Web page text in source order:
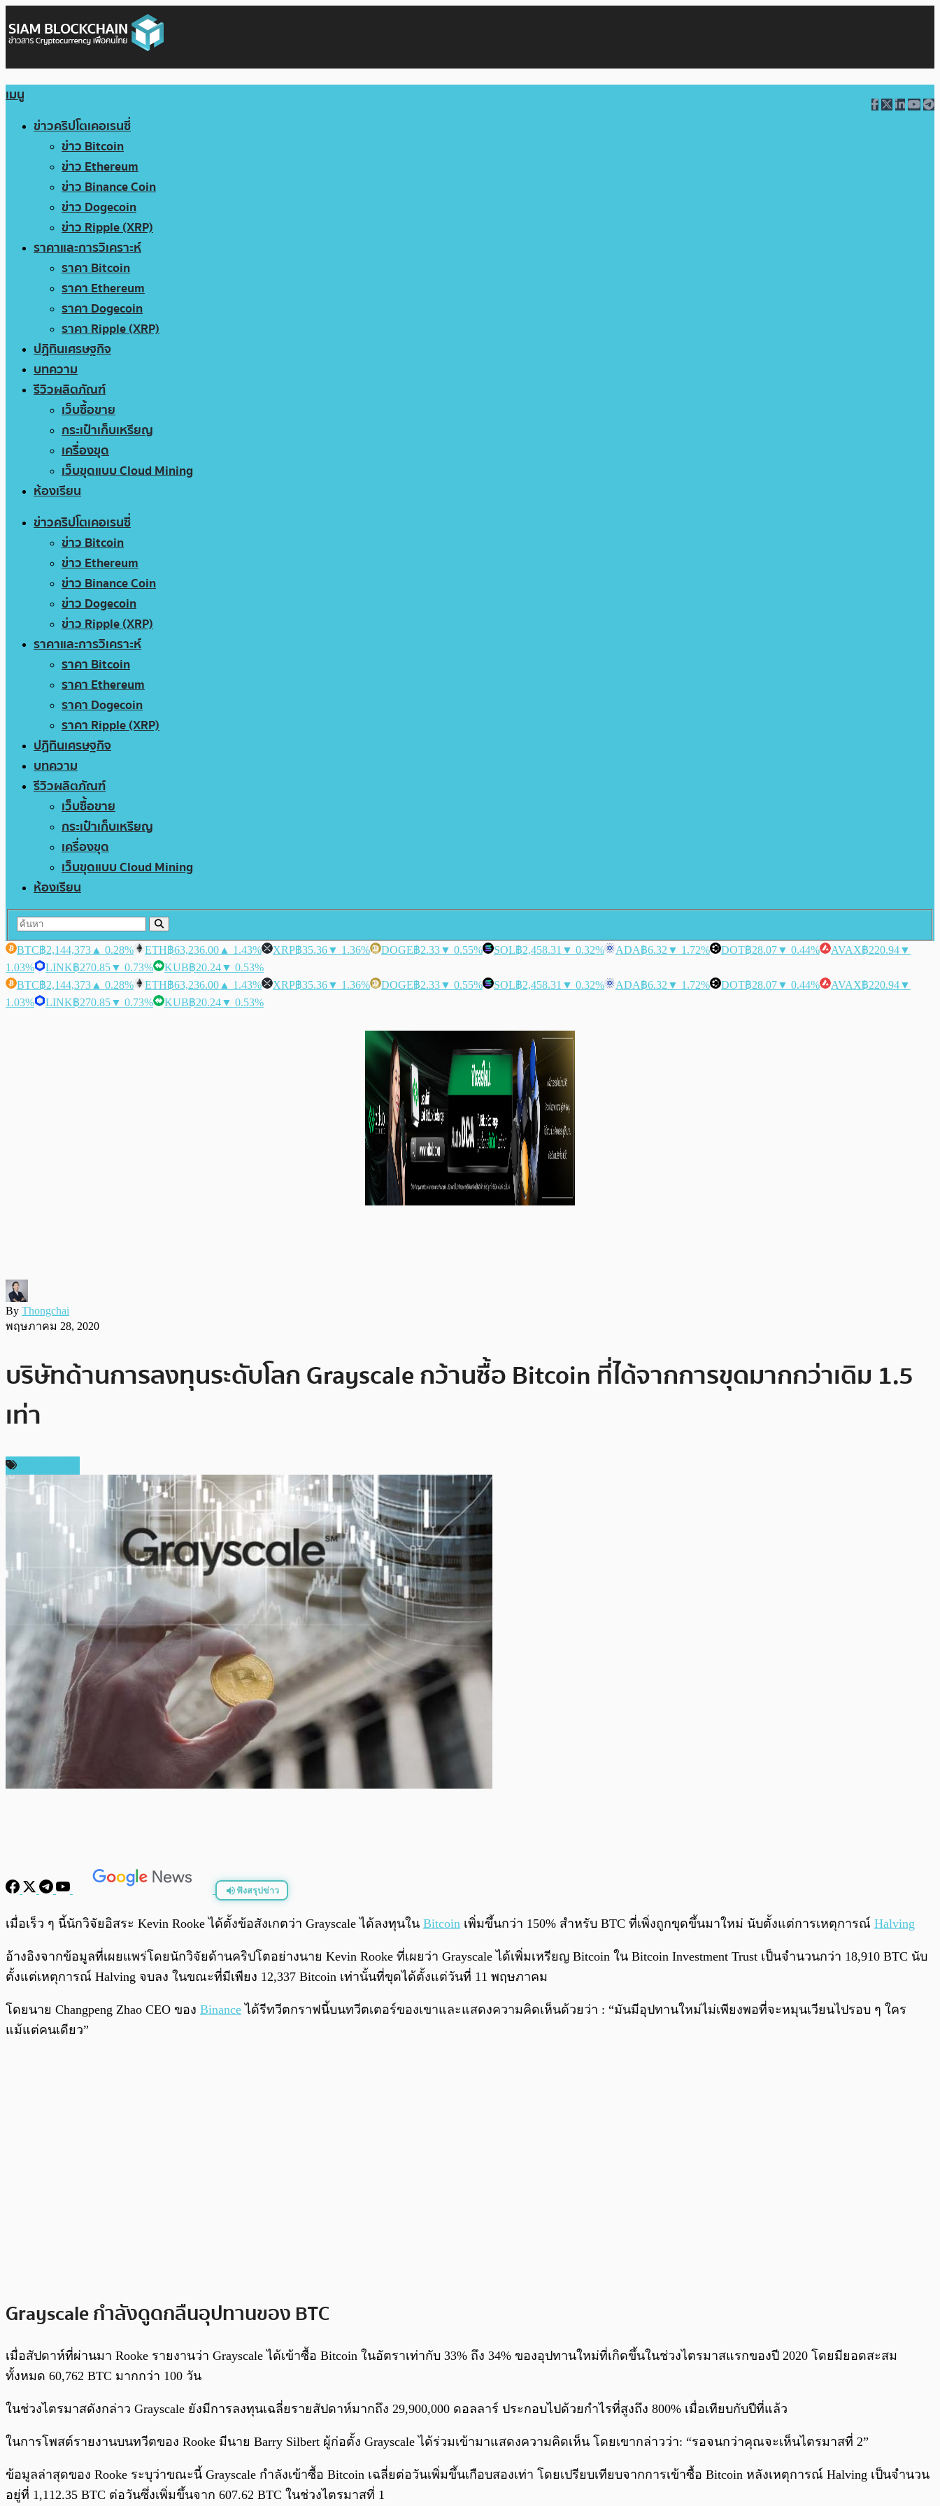
เมนู
ข่าวคริปโตเคอเรนซี่
ข่าว Bitcoin
ข่าว Ethereum
ข่าว Binance Coin
ข่าว Dogecoin
ข่าว Ripple (XRP)
ราคาและการวิเคราะห์
ราคา Bitcoin
ราคา Ethereum
ราคา Dogecoin
ราคา Ripple (XRP)
ปฏิทินเศรษฐกิจ
บทความ
รีวิวผลิตภัณฑ์
เว็บซื้อขาย
กระเป๋าเก็บเหรียญ
เครื่องขุด
เว็บขุดแบบ Cloud Mining
ห้องเรียน
ข่าวคริปโตเคอเรนซี่
ข่าว Bitcoin
ข่าว Ethereum
ข่าว Binance Coin
ข่าว Dogecoin
ข่าว Ripple (XRP)
ราคาและการวิเคราะห์
ราคา Bitcoin
ราคา Ethereum
ราคา Dogecoin
ราคา Ripple (XRP)
ปฏิทินเศรษฐกิจ
บทความ
รีวิวผลิตภัณฑ์
เว็บซื้อขาย
กระเป๋าเก็บเหรียญ
เครื่องขุด
เว็บขุดแบบ Cloud Mining
ห้องเรียน
BTC฿2,144,373 ▲ 0.28% ETH฿63,236.00 ▲ 1.43% XRP฿35.36▼ 1.36% DOGE฿2.33▼ 0.55% SOL฿2,458.31 ▼ 0.32% ADA฿6.32 ▼ 1.72% DOT฿28.07▼ 0.44% AVAX฿220.94▼
1.03%
LINK฿270.85▼ 0.73% KUB฿20.24▼ 0.53%
BTC฿2,144,373 ▲ 0.28% ETH฿63,236.00 ▲ 1.43% XRP฿35.36▼ 1.36% DOGE฿2.33▼ 0.55% SOL฿2,458.31 ▼ 0.32% ADA฿6.32 ▼ 1.72% DOT฿28.07▼ 0.44% AVAX฿220.94▼
1.03%
LINK฿270.85▼ 0.73% KUB฿20.24▼ 0.53%
By Thongchai
พฤษภาคม 28, 2020
บริษัทด้านการลงทุนระดับโลก Grayscale กว้านซื้อ Bitcoin ที่ได้จากการขุดมากกว่าเดิม 1.5
เท่า
ฟังสรุปข่าว
พร้อมเล่น /0:00
เมื่อเร็ว ๆ นี้นักวิจัยอิสระ Kevin Rooke ได้ตั้งข้อสังเกตว่า Grayscale ได้ลงทุนใน Bitcoin เพิ่มขึ้นกว่า 150% สำหรับ BTC ที่เพิ่งถูกขุดขึ้นมาใหม่ นับตั้งแต่การเหตุการณ์ Halving
อ้างอิงจากข้อมูลที่เผยแพร่โดยนักวิจัยด้านคริปโตอย่างนาย Kevin Rooke ที่เผยว่า Grayscale ได้เพิ่มเหรียญ Bitcoin ใน Bitcoin Investment Trust เป็นจำนวนกว่า 18,910 BTC นับ
ตั้งแต่เหตุการณ์ Halving จบลง ในขณะที่มีเพียง 12,337 Bitcoin เท่านั้นที่ขุดได้ตั้งแต่วันที่ 11 พฤษภาคม
โดยนาย Changpeng Zhao CEO ของ Binance ได้รีทวีตกราฟนี้บนทวีตเตอร์ของเขาและแสดงความคิดเห็นด้วยว่า : “มันมีอุปทานใหม่ไม่เพียงพอที่จะหมุนเวียนไปรอบ ๆ ใคร
แม้แต่คนเดียว”
Grayscale กำลังดูดกลืนอุปทานของ BTC
เมื่อสัปดาห์ที่ผ่านมา Rooke รายงานว่า Grayscale ได้เข้าซื้อ Bitcoin ในอัตราเท่ากับ 33% ถึง 34% ของอุปทานใหม่ที่เกิดขึ้นในช่วงไตรมาสแรกของปี 2020 โดยมียอดสะสม
ทั้งหมด 60,762 BTC มากกว่า 100 วัน
ในช่วงไตรมาสดังกล่าว Grayscale ยังมีการลงทุนเฉลี่ยรายสัปดาห์มากถึง 29,900,000 ดอลลาร์ ประกอบไปด้วยกำไรที่สูงถึง 800% เมื่อเทียบกับปีที่แล้ว
ในการโพสต์รายงานบนทวีตของ Rooke มีนาย Barry Silbert ผู้ก่อตั้ง Grayscale ได้ร่วมเข้ามาแสดงความคิดเห็น โดยเขากล่าวว่า: “รอจนกว่าคุณจะเห็นไตรมาสที่ 2”
ข้อมูลล่าสุดของ Rooke ระบุว่าขณะนี้ Grayscale กำลังเข้าซื้อ Bitcoin เฉลี่ยต่อวันเพิ่มขึ้นเกือบสองเท่า โดยเปรียบเทียบจากการเข้าซื้อ Bitcoin หลังเหตุการณ์ Halving เป็นจำนวน
อยู่ที่ 1,112.35 BTC ต่อวันซึ่งเพิ่มขึ้นจาก 607.62 BTC ในช่วงไตรมาสที่ 1